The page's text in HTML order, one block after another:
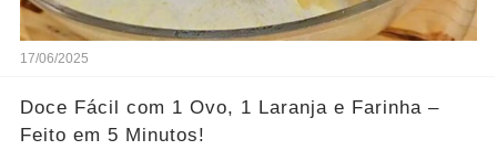
17/06/2025
Doce Fácil com 1 Ovo, 1 Laranja e Farinha –
Feito em 5 Minutos!